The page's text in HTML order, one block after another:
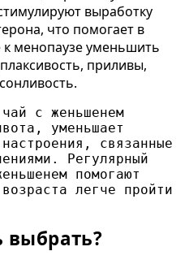
выработку
что помогает в
менопаузе уменьшить
приливы,
с женьшенем
уменьшает
связанные
Регулярный
помогают
легче пройти